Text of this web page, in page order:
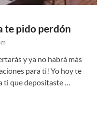
te pido perdón
y ya no habrá más
para ti! Yo hoy te
que depositaste …